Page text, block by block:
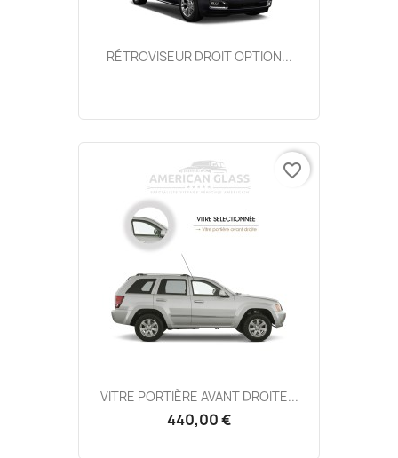
RÉTROVISEUR DROIT OPTION...
VITRE PORTIÈRE AVANT DROITE...
440,00 €
favorite_border